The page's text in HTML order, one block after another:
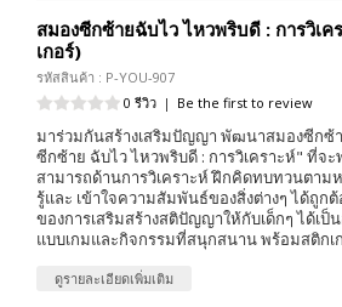
สมองซีกซ้ายฉับไว ไหวพริบดี : การวิเ
เกอร์)
รหัสสินค้า : P-YOU-907
0 รีวิว | Be the first to review
มาร่วมกันสร้างเสริมปัญญา พัฒนาสมองซีกซ้
ซีกซ้าย ฉับไว ไหวพริบดี : การวิเคราะห์" ที่จ
สามารถด้านการวิเคราะห์ ฝึกคิดทบทวนตาม
รู้และ เข้าใจความสัมพันธ์ของสิ่งต่างๆ ได้ถูก
ของการเสริมสร้างสติปัญญาให้กับเด็กๆ ได้เป็
แบบเกมและกิจกรรมที่สนุกสนาน พร้อมสติกเ
ดูรายละเอียดเพิ่มเติม